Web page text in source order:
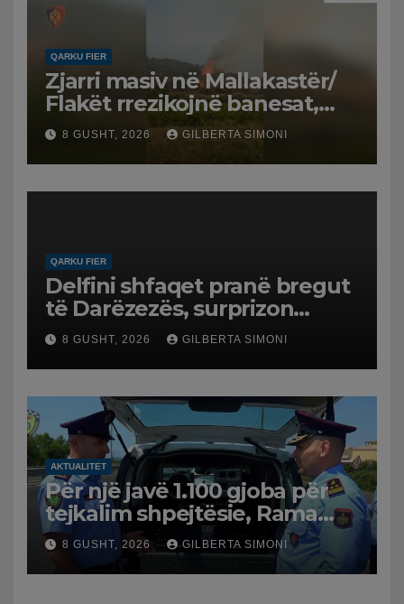
QARKU FIER
Zjarri masiv në Mallakastër/
Flakët rrezikojnë banesat,
Policia evakuon disa familje
në Koilac
8 GUSHT, 2026 GILBERTA SIMONI
QARKU FIER
Delfini shfaqet pranë bregut
të Darëzezës, surprizon
pushuesit dhe banorët
8 GUSHT, 2026 GILBERTA SIMONI
AKTUALITET
Për një javë 1.100 gjoba për
tejkalim shpejtësie, Rama
publikon videon: Kamerat e
trafikut së shpejti në
funksion
8 GUSHT, 2026 GILBERTA SIMONI